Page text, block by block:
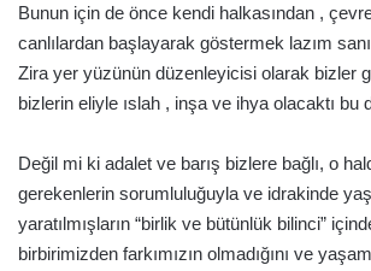
Bunun için de önce kendi halkasından ,
canlılardan başlayarak göstermek lazım
Zira yer yüzünün düzenleyicisi olarak bizler
bizlerin eliyle ıslah , inşa ve ihya olacaktı bu
Değil mi ki adalet ve barış bizlere bağlı, o
gerekenlerin sorumluluğuyla ve idrakinde
yaratılmışların “birlik ve bütünlük bilinci”
birbirimizden farkımızın olmadığını ve